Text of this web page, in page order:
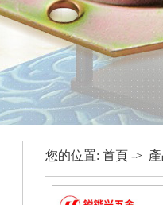
您的位置: 首頁 ->